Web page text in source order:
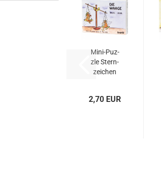
Mini-​Puz­
zle Stern­
zei­chen
2,70 EUR